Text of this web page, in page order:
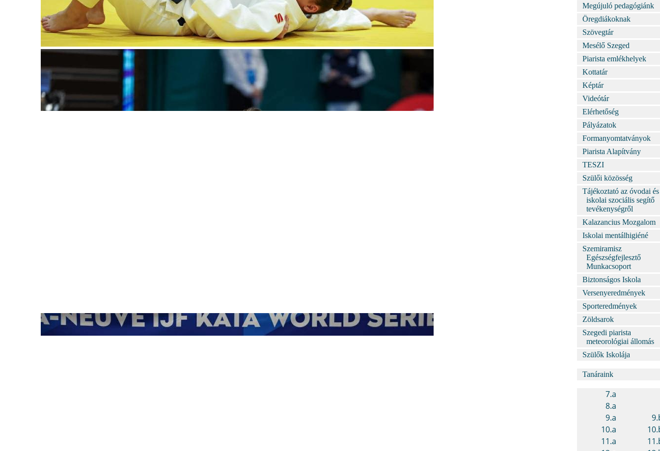
Megújuló pedagógiánk
Öregdiákoknak
Szövegtár
Mesélő Szeged
Piarista emlékhelyek
Kottatár
Képtár
Videótár
Elérhetőség
Pályázatok
Formanyomtatványok
Piarista Alapítvány
TESZI
Szülői közösség
Tájékoztató az óvodai és
iskolai szociális segítő
tevékenységről
Kalazancius Mozgalom
Iskolai mentálhigiéné
Szemiramisz
Egészségfejlesztő
Munkacsoport
Biztonságos Iskola
Versenyeredmények
Sporteredmények
Zöldsarok
Szegedi piarista
meteorológiai állomás
Szülők Iskolája
Tanáraink